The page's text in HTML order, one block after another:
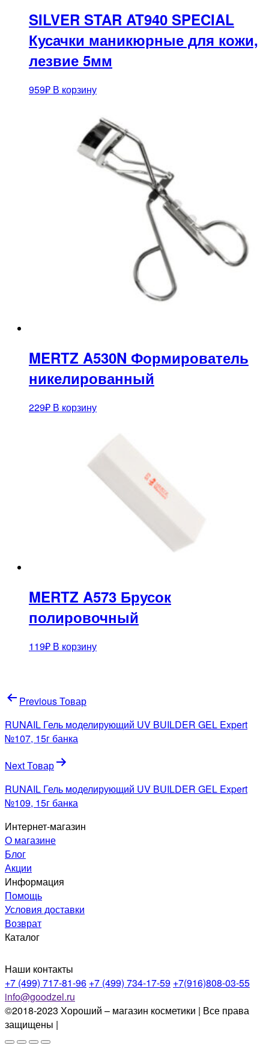
SILVER STAR AT940 SPECIAL
Кусачки маникюрные для кожи,
лезвие 5мм
959₽ В корзину
MERTZ A530N Формирователь
никелированный
229₽ В корзину
MERTZ A573 Брусок
полировочный
119₽ В корзину
Навигация
по
записям
Previous Товар
RUNAIL Гель моделирующий UV BUILDER GEL Expert
№107, 15г банка
Next Товар
RUNAIL Гель моделирующий UV BUILDER GEL Expert
№109, 15г банка
Интернет-магазин
О магазине
Блог
Акции
Информация
Помощь
Условия доставки
Возврат
Каталог
Наши контакты
+7 (499) 717-81-96 +7 (499) 734-17-59 +7(916)808-03-55
info@goodzel.ru
©2018-2023 Хороший – магазин косметики | Все права
защищены |